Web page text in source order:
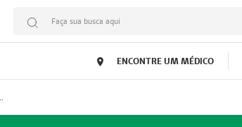
Faça sua busca aqui
ENCONTRE UM MÉDICO
(55004164-2)